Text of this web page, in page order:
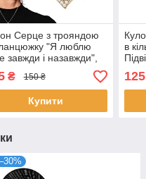
Серце з трояндою
"Я люблю
завжди і назавжди",
/ Підвіска на шию
серця
₴ 150 ₴
Купити
в
125